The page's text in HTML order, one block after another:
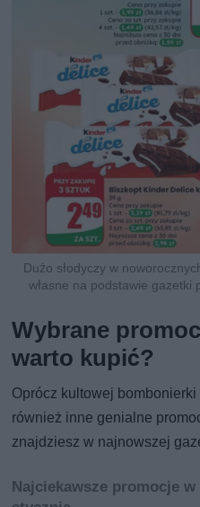
Dużo słodyczy w
własne na podstawie gazetki
Wybrane
warto kupić?
Oprócz kultowej
również inne genialne
znajdziesz w najnowszej
Najciekawsze promocje